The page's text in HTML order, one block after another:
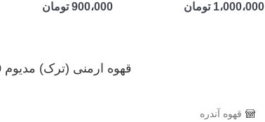
1،000،000 تومان 900،000 تومان
قهوه ارمنی (ترک) مدیوم 500 گرم (2بسته)
قهوه آندره